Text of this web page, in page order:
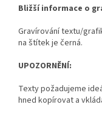
Bližší informace o
Gravírování textu/
na štítek je černá.
UPOZORNĚNÍ:
Texty požadujeme
hned kopírovat a